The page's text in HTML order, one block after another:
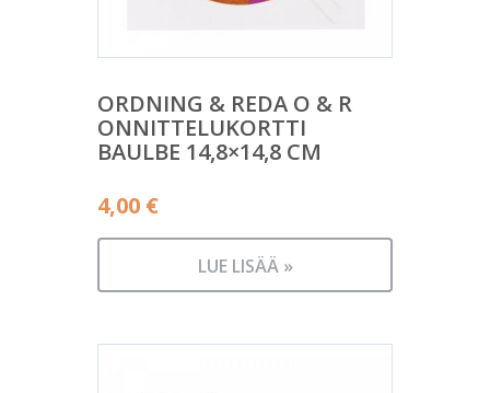
ORDNING & REDA O & R
ONNITTELUKORTTI
BAULBE 14,8×14,8 CM
4,00 €
LUE LISÄÄ »